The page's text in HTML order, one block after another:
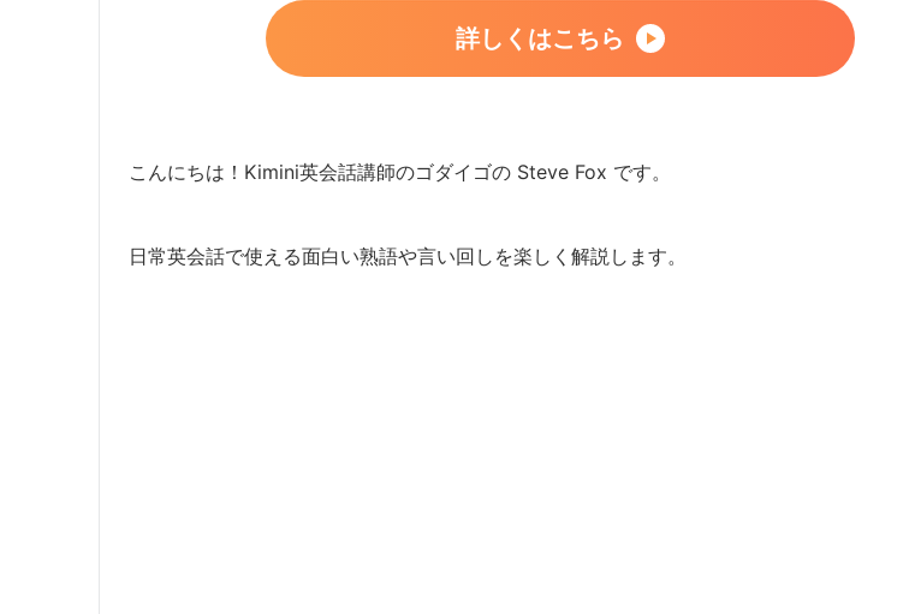
詳しくはこちら
こんにちは！Kimini英会話講師のゴダイゴの Steve Fox です。
日常英会話で使える面白い熟語や言い回しを楽しく解説します。